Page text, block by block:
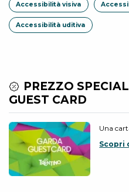
Accessibilità visiva
Accessibilità uditiva
PREZZO
GUEST CARD
Una
Scopri